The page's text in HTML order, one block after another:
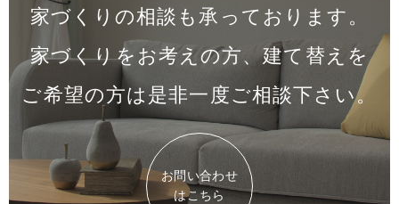
家づくりの相談も承っております。
家づくりをお考えの方、建て替えを
ご希望の方は是非一度ご相談下さい。
お問い合わせ
はこちら